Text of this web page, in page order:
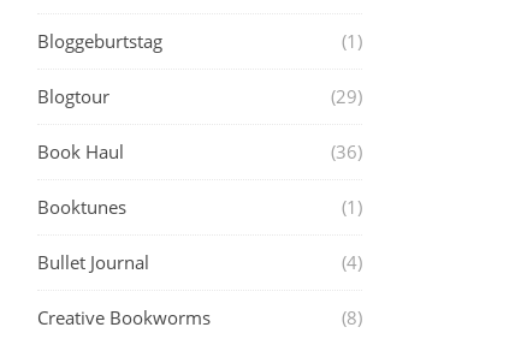
Bloggeburtstag (1)
Blogtour (29)
Book Haul (36)
Booktunes (1)
Bullet Journal (4)
Creative Bookworms (8)